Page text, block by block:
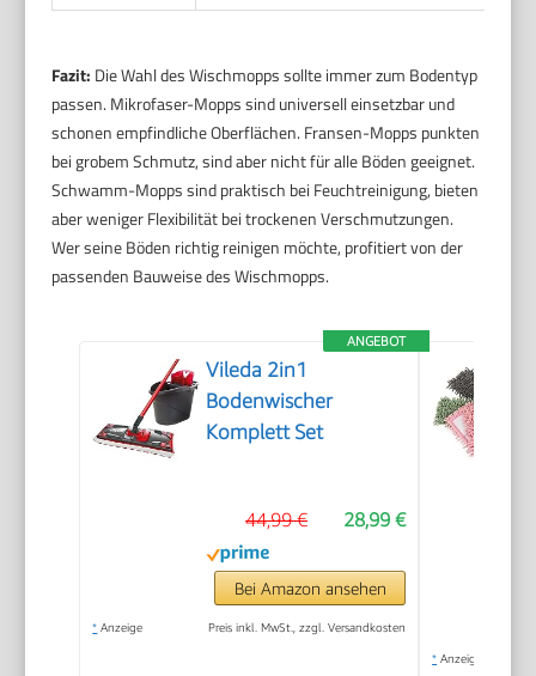
Fazit: Die Wahl des Wischmopps sollte immer zum Bodentyp
passen. Mikrofaser-Mopps sind universell einsetzbar und
schonen empfindliche Oberflächen. Fransen-Mopps punkten
bei grobem Schmutz, sind aber nicht für alle Böden geeignet.
Schwamm-Mopps sind praktisch bei Feuchtreinigung, bieten
aber weniger Flexibilität bei trockenen Verschmutzungen.
Wer seine Böden richtig reinigen möchte, profitiert von der
passenden Bauweise des Wischmopps.
ANGEBOT
Vileda 2in1
Bodenwischer
Komplett Set
28,99 €
44,99 €
Bei Amazon ansehen
* Anzeige Preis inkl. MwSt., zzgl. Versandkosten
* Anzeige